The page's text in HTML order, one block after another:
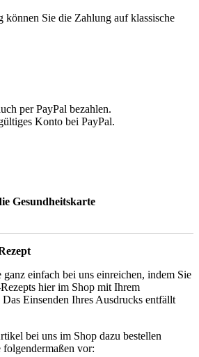
können Sie die Zahlung auf klassische
per PayPal bezahlen.
Konto bei PayPal.
Gesundheitskarte
einfach bei uns einreichen, indem Sie
hier im Shop mit Ihrem
Das Einsenden Ihres Ausdrucks entfällt
bei uns im Shop dazu bestellen
folgendermaßen vor: